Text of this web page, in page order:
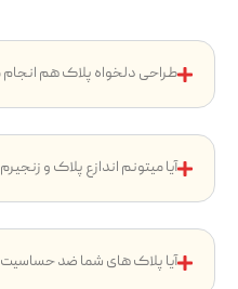
طراحی دلخواه پلاک هم
آیا میتونم اندازع پلاک و
آیا پلاک های شما ضد